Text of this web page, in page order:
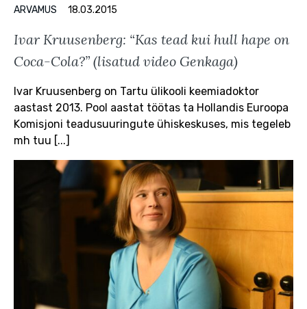
Ivar Kruusenberg: “Kas tead kui hull hape on
Coca-Cola?” (lisatud video Genkaga)
Ivar Kruusenberg on Tartu ülikooli keemiadoktor
aastast 2013. Pool aastat töötas ta Hollandis Euroopa
Komisjoni teadusuuringute ühiskeskuses, mis tegeleb
mh tuu [...]
ARVAMUS 18.03.2015